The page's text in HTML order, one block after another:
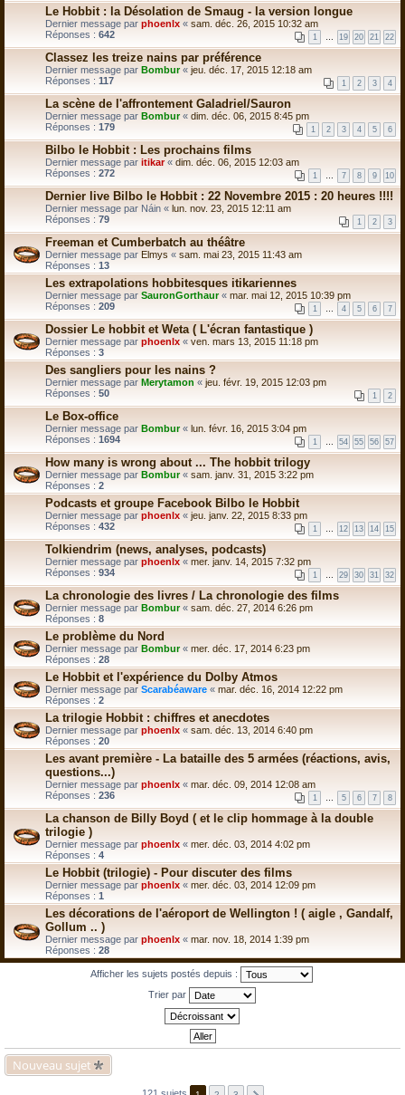
Le Hobbit : la Désolation de Smaug - la version longue
Dernier message par phoenlx « sam. déc. 26, 2015 10:32 am
Réponses : 642 1 … 19 20 21 22
Classez les treize nains par préférence
Dernier message par Bombur« jeu. déc. 17, 2015 12:18 am
Réponses : 117 1 2 3 4
La scène de l'affrontement Galadriel/Sauron
Dernier message par Bombur« dim. déc. 06, 2015 8:45 pm
Réponses : 179 1 2 3 4 5 6
Bilbo le Hobbit : Les prochains films
Dernier message par itikar« dim. déc. 06, 2015 12:03 am
Réponses : 272 1 … 7 8 9 10
Dernier live Bilbo le Hobbit : 22 Novembre 2015 : 20 heures !!!!
Dernier message par Náin « lun. nov. 23, 2015 12:11 am
Réponses : 79 1 2 3
Freeman et Cumberbatch au théâtre
Dernier message par Elmys « sam. mai 23, 2015 11:43 am
Réponses : 13
Les extrapolations hobbitesques itikariennes
Dernier message par SauronGorthaur« mar. mai 12, 2015 10:39 pm
Réponses : 209 1 … 4 5 6 7
Dossier Le hobbit et Weta ( L'écran fantastique )
Dernier message par phoenlx « ven. mars 13, 2015 11:18 pm
Réponses : 3
Des sangliers pour les nains ?
Dernier message par Merytamon « jeu. févr. 19, 2015 12:03 pm
Réponses : 50 1 2
Le Box-office
Dernier message par Bombur« lun. févr. 16, 2015 3:04 pm
Réponses : 1694 1 … 54 55 56 57
How many is wrong about ... The hobbit trilogy
Dernier message par Bombur« sam. janv. 31, 2015 3:22 pm
Réponses : 2
Podcasts et groupe Facebook Bilbo le Hobbit
Dernier message par phoenlx « jeu. janv. 22, 2015 8:33 pm
Réponses : 432 1 … 12 13 14 15
Tolkiendrim (news, analyses, podcasts)
Dernier message par phoenlx « mer. janv. 14, 2015 7:32 pm
Réponses : 934 1 … 29 30 31 32
La chronologie des livres / La chronologie des films
Dernier message par Bombur« sam. déc. 27, 2014 6:26 pm
Réponses : 8
Le problème du Nord
Dernier message par Bombur« mer. déc. 17, 2014 6:23 pm
Réponses : 28
Le Hobbit et l'expérience du Dolby Atmos
Dernier message par Scarabéaware « mar. déc. 16, 2014 12:22 pm
Réponses : 2
La trilogie Hobbit : chiffres et anecdotes
Dernier message par phoenlx « sam. déc. 13, 2014 6:40 pm
Réponses : 20
Les avant première - La bataille des 5 armées (réactions, avis,
questions...)
Dernier message par phoenlx « mar. déc. 09, 2014 12:08 am
Réponses : 236 1 … 5 6 7 8
La chanson de Billy Boyd ( et le clip hommage à la double
trilogie )
Dernier message par phoenlx « mer. déc. 03, 2014 4:02 pm
Réponses : 4
Le Hobbit (trilogie) - Pour discuter des films
Dernier message par phoenlx « mer. déc. 03, 2014 12:09 pm
Réponses : 1
Les décorations de l'aéroport de Wellington ! ( aigle , Gandalf,
Gollum .. )
Dernier message par phoenlx « mar. nov. 18, 2014 1:39 pm
Réponses : 28
Afficher les sujets postés depuis :
Trier par
Nouveau sujet